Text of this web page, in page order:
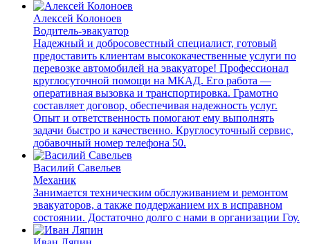
Алексей Колоноев
Водитель-эвакуатор
Надежный и добросовестный специалист, готовый
предоставить клиентам высококачественные услуги по
перевозке автомобилей на эвакуаторе! Профессионал
круглосуточной помощи на МКАД. Его работа —
оперативная вызовка и транспортировка. Грамотно
составляет договор, обеспечивая надежность услуг.
Опыт и ответственность помогают ему выполнять
задачи быстро и качественно. Круглосуточный сервис,
добавочный номер телефона 50.
Василий Савельев
Механик
Занимается техническим обслуживанием и ремонтом
эвакуаторов, а также поддержанием их в исправном
состоянии. Достаточно долго с нами в организации Гоу.